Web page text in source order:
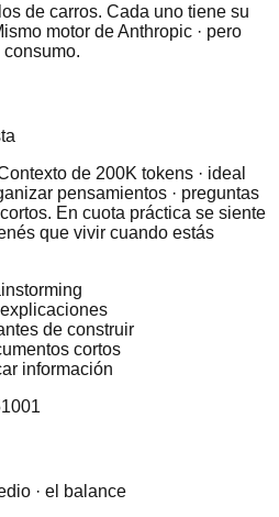
de carros. Cada uno tiene su
motor de Anthropic · pero
de 200K tokens · ideal
pensamientos · preguntas
En cuota práctica se siente
que vivir cuando estás
de construir
cortos
información
· el balance